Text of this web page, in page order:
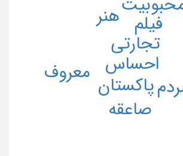
احساس
پاکستان
تجارتی
صاعقه
فیلم
معروف
هنر